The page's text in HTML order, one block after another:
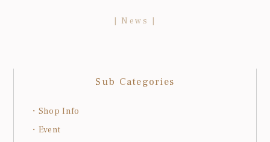
News
Sub Categories
Shop Info
Event